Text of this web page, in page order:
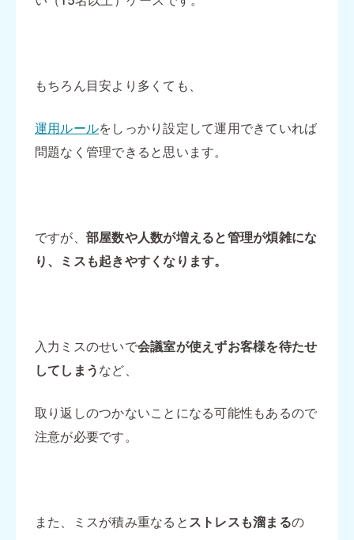
もちろん目安より多くても、
運用ルールをしっかり設定して運用できていれば
問題なく管理できると思います。
ですが、 部屋数や人数が増えると管理が煩雑にな
り、ミスも起きやすくなります。
入力ミスのせいで会議室が使えずお客様を待たせ
してしまう など、
取り返しのつかないことになる可能性もあるので
注意が必要です。
また、ミスが積み重なると ストレスも溜まるの